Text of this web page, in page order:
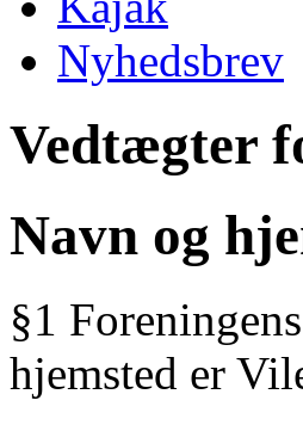
Nyhedsbrev
Vedtægter
Navn og
§1
hjemsted er